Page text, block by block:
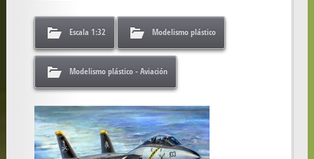
Escala 1:32 Modelismo plástico
Modelismo plástico - Aviación